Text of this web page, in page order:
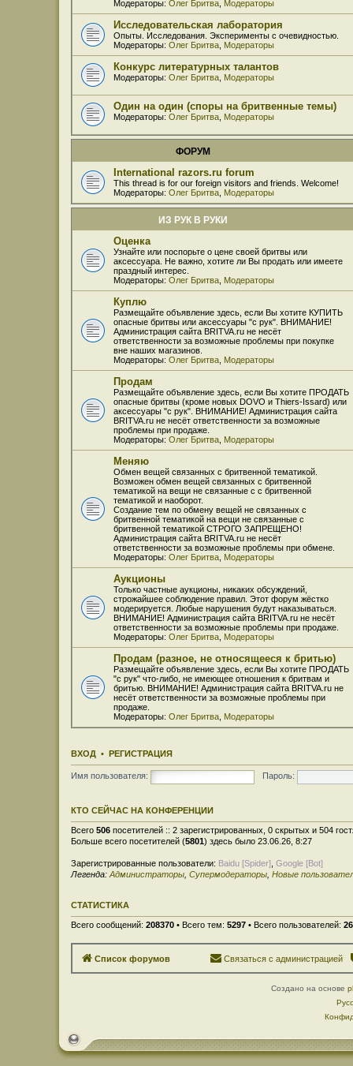
Модераторы: Олег Бритва Модераторы
Исследовательская лаборатория
Опыты. Исследования. Эксперименты с очевидностью.
Модераторы: Олег Бритва Модераторы
Конкурс литературных талантов
Модераторы: Олег Бритва Модераторы
Один на один (споры на бритвенные темы)
Модераторы: Олег Бритва Модераторы
ФОРУМ
International razors.ru forum
This thread is for our foreign visitors and friends. Welcome!
Модераторы: Олег Бритва Модераторы
ИЗ РУК В РУКИ
Оценка
Узнайте или поспорьте о цене своей бритвы или
аксессуара. Не важно, хотите ли Вы продать или имеете
праздный интерес.
Модераторы: Олег Бритва Модераторы
Куплю
Размещайте объявление здесь, если Вы хотите КУПИТЬ
опасные бритвы или аксессуары "с рук". ВНИМАНИЕ!
Администрация сайта BRITVA.ru не несёт
ответственности за возможные проблемы при покупке
вне наших магазинов.
Модераторы: Олег Бритва Модераторы
Продам
Размещайте объявление здесь, если Вы хотите ПРОДАТЬ
опасные бритвы (кроме новых DOVO и Thiers-Issard) или
аксессуары "с рук". ВНИМАНИЕ! Администрация сайта
BRITVA.ru не несёт ответственности за возможные
проблемы при продаже.
Модераторы: Олег Бритва Модераторы
Меняю
Обмен вещей связанных с бритвенной тематикой.
Возможен обмен вещей связанных с бритвенной
тематикой на вещи не связанные с с бритвенной
тематикой и наоборот.
Создание тем по обмену вещей не связанных с
бритвенной тематикой на вещи не связанные с
бритвенной тематикой СТРОГО ЗАПРЕЩЕНО!
Администрация сайта BRITVA.ru не несёт
ответственности за возможные проблемы при обмене.
Модераторы: Олег Бритва Модераторы
Аукционы
Только частные аукционы, никаких обсуждений,
строжайшее соблюдение правил. Этот форум жёстко
модерируется. Любые нарушения будут наказываться.
ВНИМАНИЕ! Администрация сайта BRITVA.ru не несёт
ответственности за возможные проблемы при продаже.
Модераторы: Олег Бритва Модераторы
Продам (разное, не относящееся к бритью)
Размещайте объявление здесь, если Вы хотите ПРОДАТЬ
"с рук" что-либо, не имеющее отношения к бритвам и
бритью. ВНИМАНИЕ! Администрация сайта BRITVA.ru не
несёт ответственности за возможные проблемы при
продаже.
Модераторы: Олег Бритва Модераторы
ВХОД • РЕГИСТРАЦИЯ
Имя пользователя: Пароль:
КТО СЕЙЧАС НА КОНФЕРЕНЦИИ
Всего 506 посетителей :: 2 зарегистрированных, 0 скрытых и 504
Больше всего посетителей (5801) здесь было 23.06.26, 8:27
Зарегистрированные пользователи: Baidu [Spider] Google [Bot]
Легенда: Администраторы Супермодераторы Новые
СТАТИСТИКА
Всего сообщений: 208370 • Всего тем: 5297 • Всего пользователей:
Список форумов Связаться с администрацией
Создано на основе